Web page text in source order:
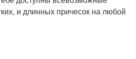
и длинных причесок на любой